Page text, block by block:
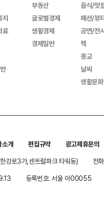
지
료
부동산
글로벌경제
생활경제
경제일반
음식/맛
패션/뷰
공연/전
책
종교
날씨
생활문
소개 편집규약
광고제휴문의
강로3가,센트럴파크 타워동)
전
등록번호: 서울 아00055